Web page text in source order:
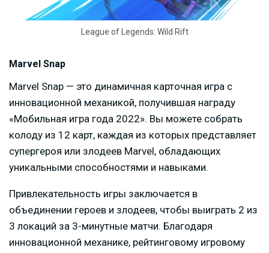
League of Legends: Wild Rift
Marvel Snap
Marvel Snap — это динамичная карточная игра с
инновационной механикой, получившая награду
«Мобильная игра года 2022». Вы можете собрать
колоду из 12 карт, каждая из которых представляет
супергероя или злодеев Marvel, обладающих
уникальными способностями и навыками.
Привлекательность игры заключается в
объединении героев и злодеев, чтобы выиграть 2 из
3 локаций за 3-минутные матчи. Благодаря
инновационной механике, рейтинговому игровому